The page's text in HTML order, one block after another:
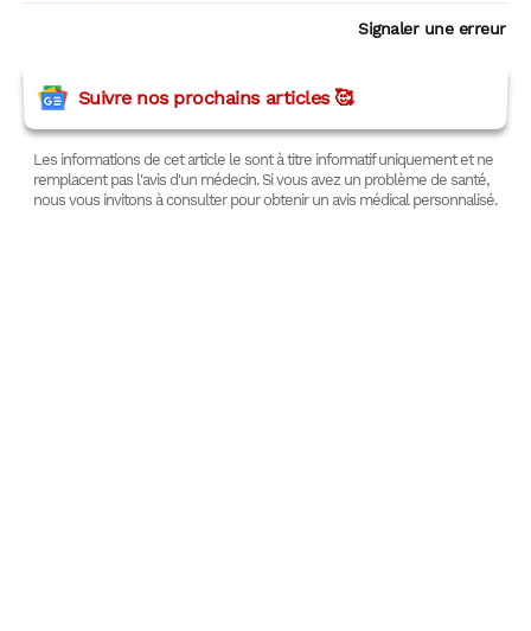
Signaler une erreur
Suivre nos prochains articles 🥰
Les informations de cet article le sont à titre informatif uniquement et ne
remplacent pas l'avis d'un médecin. Si vous avez un problème de santé,
nous vous invitons à consulter pour obtenir un avis médical personnalisé.